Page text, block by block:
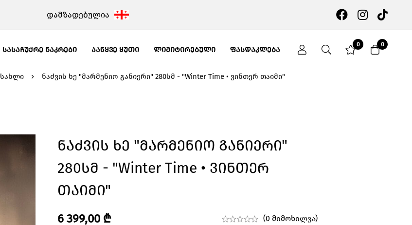
დამზადებულია
ᲡᲐᲡᲐᲩᲣᲥᲠᲔ ᲜᲐᲙᲠᲔᲑᲘ ᲐᲐᲬᲧᲕᲔ ᲧᲣᲗᲘ ᲚᲘᲛᲘᲢᲘᲠᲔᲑᲣᲚᲘ ᲤᲐᲡᲓᲐᲙᲚᲔᲑᲐ
0 0
სახლი ნაძვის ხე "მარმენიო განიერი" 280სმ - "Winter Time • ვინთერ თაიმი"
Ნაძვის Ხე "მარმენიო Განიერი"
280სმ - "Winter Time • Ვინთერ
Თაიმი"
6 399,00 ₾ (0 მიმოხილვა)